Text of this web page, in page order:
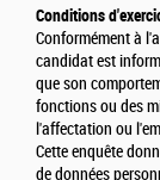
Conditions
Conformément à
candidat est
que son
fonctions ou des
l'affectation ou
Cette enquête
de données